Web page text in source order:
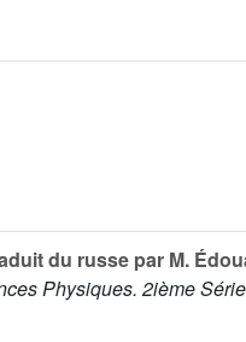
du russe par M.
Physiques. 2ième Série